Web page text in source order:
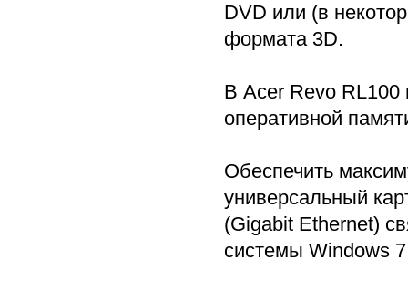
DVD или (в
формата 3D.
В Acer Revo RL100
оперативной
Обеспечить
универсальный
(Gigabit Ethernet)
системы Windows